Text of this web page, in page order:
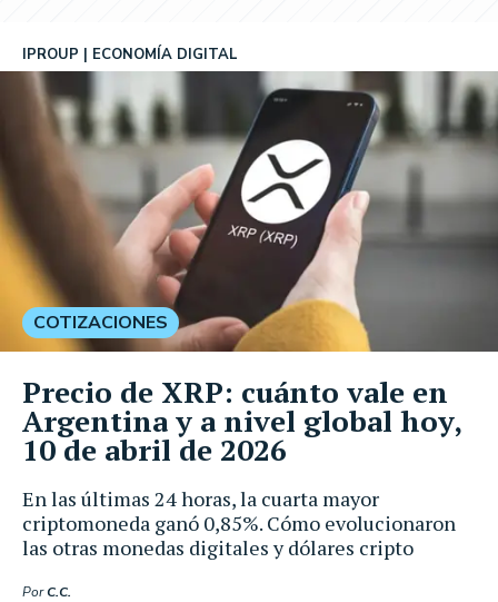
En las últimas 24 horas, la cuarta mayor
criptomoneda ganó 0,85%. Cómo evolucionaron
las otras monedas digitales y dólares cripto
IPROUP ECONOMÍA DIGITAL
PorC.C.
COTIZACIONES
Precio de XRP: cuánto vale en
Argentina y a nivel global hoy,
10 de abril de 2026